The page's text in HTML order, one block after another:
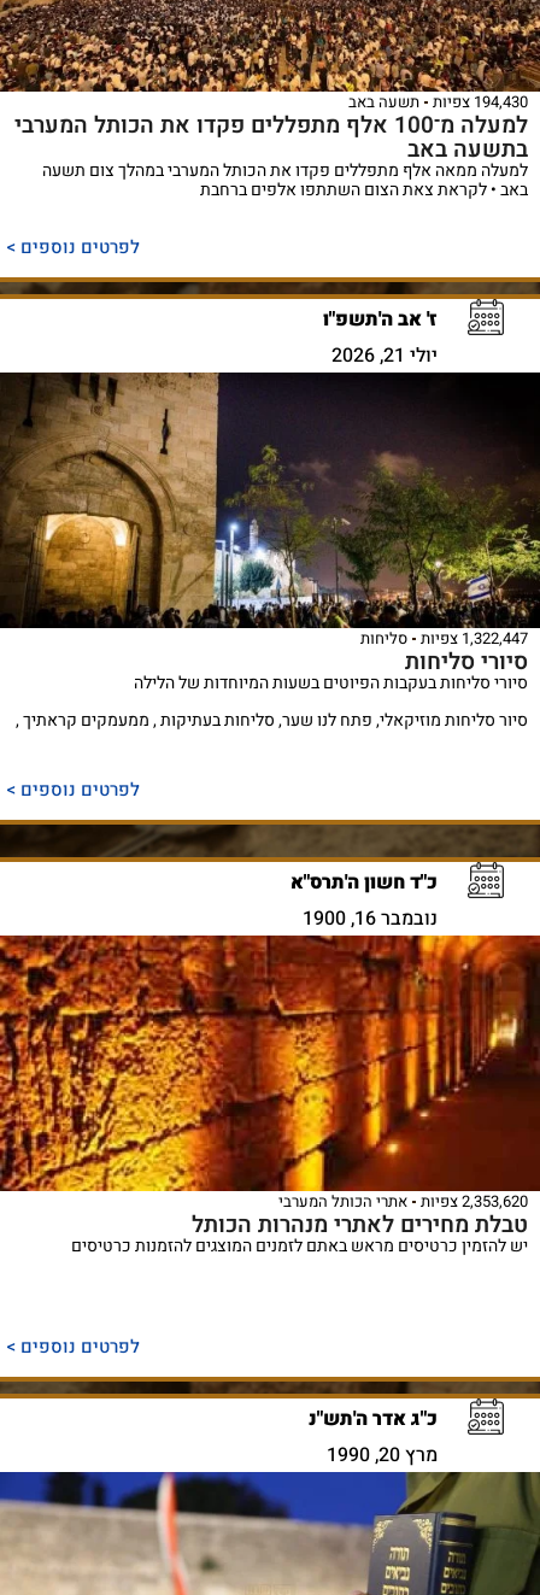
194,430 צפיות תשעה באב
למעלה מ־100 אלף מתפללים פקדו את הכותל המערבי
בתשעה באב
למעלה ממאה אלף מתפללים פקדו את הכותל המערבי במהלך צום תשעה
באב • לקראת צאת הצום השתתפו אלפים ברחבת
לפרטים נוספים >
ז' אב ה'תשפ"ו
יולי 21, 2026
1,322,447 צפיות סליחות
סיורי סליחות
סיורי סליחות בעקבות הפיוטים בשעות המיוחדות של הלילה
סיור סליחות מוזיקאלי, פתח לנו שער, סליחות בעתיקות , ממעמקים קראתיך ,
לפרטים נוספים >
כ"ד חשון ה'תרס"א
נובמבר 16, 1900
2,353,620 צפיות אתרי הכותל המערבי
טבלת מחירים לאתרי מנהרות הכותל
יש להזמין כרטיסים מראש באתם לזמנים המוצגים להזמנות כרטיסים
לפרטים נוספים >
כ"ג אדר ה'תש"נ
מרץ 20, 1990